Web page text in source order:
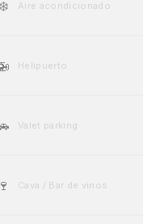
❄️ Aire acondicionado
Helipuerto
Valet parking
🍷 Cava / Bar de vinos